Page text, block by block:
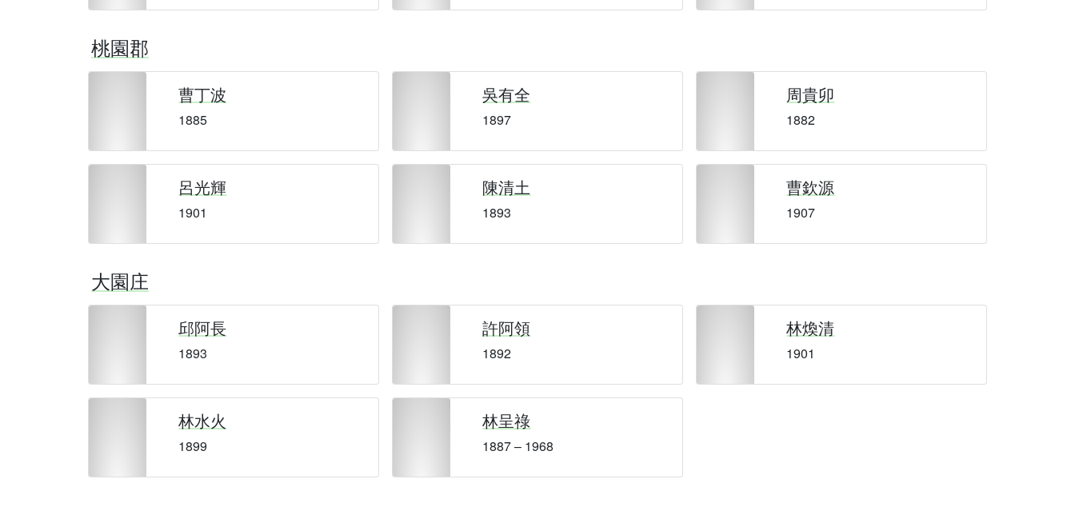
桃園郡
曹丁波
1885
吳有全
1897
周貴卯
1882
呂光輝
1901
陳清土
1893
曹欽源
1907
大園庄
邱阿長
1893
許阿領
1892
林煥清
1901
林水火
1899
林呈祿
1887 – 1968